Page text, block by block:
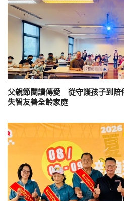
父親節閱讀傳愛 從守護孩子到
失智友善全齡家庭